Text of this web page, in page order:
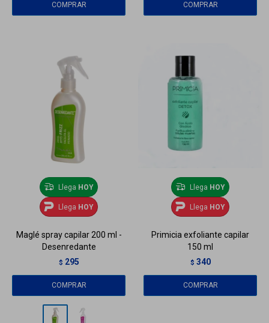
Llega HOY
Llega HOY
Maglé spray capilar 200 ml -
Desenredante
$ 295
Llega HOY
Llega HOY
Primicia exfoliante capilar
150 ml
$ 340